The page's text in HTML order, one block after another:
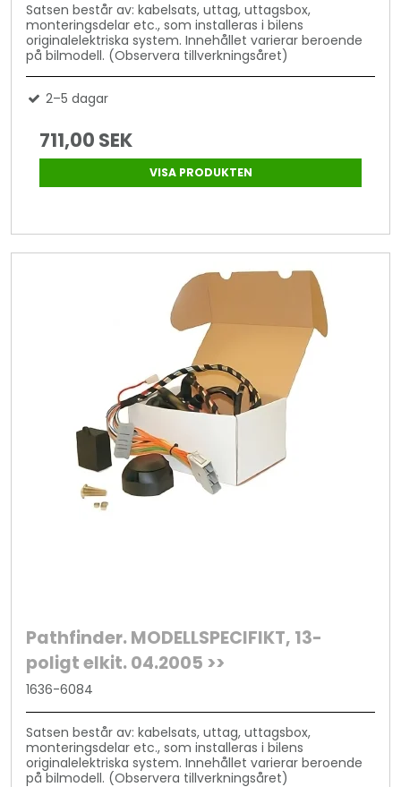
Satsen består av: kabelsats, uttag, uttagsbox,
monteringsdelar etc., som installeras i bilens
originalelektriska system. Innehållet varierar beroende
på bilmodell. (Observera tillverkningsåret)
2–5 dagar
711,00 SEK
VISA PRODUKTEN
Pathfinder. MODELLSPECIFIKT, 13-
poligt elkit. 04.2005 >>
1636-6084
Satsen består av: kabelsats, uttag, uttagsbox,
monteringsdelar etc., som installeras i bilens
originalelektriska system. Innehållet varierar beroende
på bilmodell. (Observera tillverkningsåret)